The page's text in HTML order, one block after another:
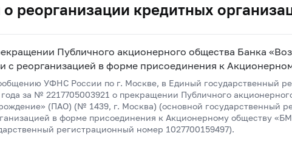
реорганизации кредитных
Публичного акционерного общества Банка
с реорганизацией в форме присоединения к
УФНС России по г. Москве, в Единый государственный
за № 2217705003921 о прекращении Публичного
(ПАО) (№ 1439, г. Москва) (основной государственный
в форме присоединения к Акционерному обществу
регистрационный номер 1027700159497).